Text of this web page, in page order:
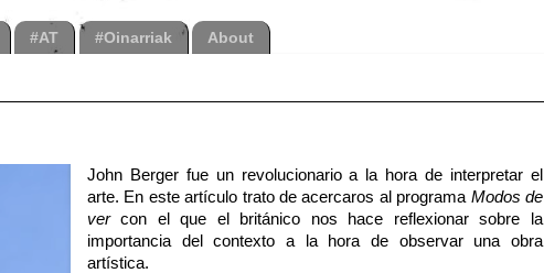
#AT #Oinarriak About
John Berger fue un revolucionario a la hora de interpretar el
arte. En este artículo trato de acercaros al programa Modos de
vercon el que el británico nos hace reflexionar sobre la
importancia del contexto a la hora de observar una obra
artística.